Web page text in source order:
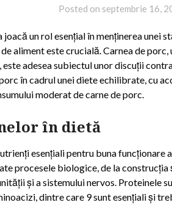
Posted on septembrie 16,
un rol esențial în menținerea unei
aliment este crucială. Carnea de
adesea subiectul unor discuții
în cadrul unei diete echilibrate, cu
moderat de carne de porc.
în dietă
esențiali pentru buna funcționare
procesele biologice, de la construcția
și a sistemului nervos. Proteinele
dintre care 9 sunt esențiali și